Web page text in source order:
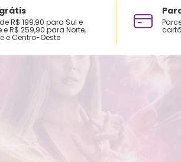
R$ 199,90 para Sul e
e R$ 259,90 para Norte,
e Centro-Oeste